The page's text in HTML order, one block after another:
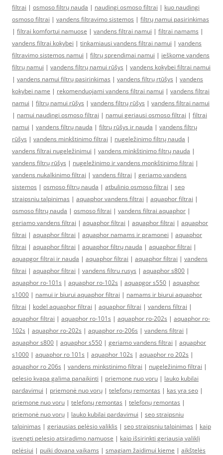
filtrai | osmoso filtrų nauda | naudingi osmoso filtrai | kuo naudingi
osmoso filtrai | vandens filtravimo sistemos | filtrų namui pasirinkimas
| filtrai komfortui namuose | vandens filtrai namui | filtrai namams |
vandens filtrai kokybei | tinkamiausi vandens filtrai namui | vandens
filtravimo sistemos namui | filtrų sprendimai namui | ieškome vandens
filtrų namui | vandens filtrų namui rūšys | vandens kokybei filtrai namui
| vandens namui filtrų pasirinkimas | vandens filtrų rtūšys | vandens
kokybei name | rekomenduojami vandens filtrai namui | vandens filtrai
namui | filtrų namui rūšys | vandens filtrų rūšys | vandens filtrai namui
| namui naudingi osmoso filtrai | namui geriausi osmoso filtrai | filtrai
namui | vandens filtrų nauda | filtrų rūšys ir nauda | vandens filtrų
rūšys | vandens minkštinimo filtrai | nugeležinimo filtrų nauda |
vandens filtrai nugeležinimui | vandens minkštinimo filtrų nauda |
vandens filtrų rūšys | nugeležinimo ir vandens monkštinimo filtrai |
vandens nukalkinimo filtrai | vandens filtrai | geriamo vandens
sistemos | osmoso filtrų nauda | atbulinio osmoso filtrai | seo
straipsniu talpinimas | aquaphor vandens filtrai | aquaphor filtrai |
osmoso filtrų nauda | osmoso filtrai | vandens filtrai aquaphor |
geriamo vandens filtrai | aquaphor filtrai | aquaphor filtrai | aquaphor
filtrai | aquaphor filtrai | aquaphor namams ir pramonei | aquaphor
filtrai | aquaphor filtrai | aquaphor filtrų nauda | aquaphor filtrai |
aquapgor filtrai ir nauda | aquaphor filtrai | aquaphor filtrai | vandens
filtrai | aquaphor filtrai | vandens filtru rusys | aquaphor s800 |
aquaphor ro-101s | aquaphor ro-102s | aquapgor s550 | aquaphor
s1000 | namui ir biurui aquaphor filtrai | namams ir biurui aquaphor
filtrai | kodel aquaphor filtrai | aquaphor filtrai | vandens filtrai |
aquaphor filtrai | aquaphor ro-101s | aquaphor ro-202s | aquaphor ro-
102s | aquaphor ro-202s | aquaphor ro-206s | vandens filtrai |
aquaphor s800 | aquaphor s550 | geriamo vandens filtrai | aquaphor
s1000 | aquaphor ro 101s | aquaphor 102s | aquaphor ro 202s |
aquaphor ro 206s | vandens minkstinimo filtrai | nugeležinimo filtrai |
pelesio kvapa galima panaikinti | priemone nuo voru | lauko kubilai
pardavimui | priemonė nuo vorų | telefonų remontas | kas yra seo |
priemone nuo voru | telefonų remontas | telefonų remontas |
priemonė nuo vorų | lauko kubilai pardavimui | seo straipsniu
talpinimas | geriausias pelėsio valiklis | seo straipsniu talpinimas | kaip
isvengti pelesio atsiradimo namuose | kaip išsirinkti geriausią valiklį
pelėsiui | puiki dovana vaikams | smagiam žaidimui kieme | aikštelės